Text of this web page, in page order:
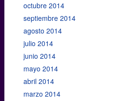
octubre 2014
septiembre 2014
agosto 2014
julio 2014
junio 2014
mayo 2014
abril 2014
marzo 2014